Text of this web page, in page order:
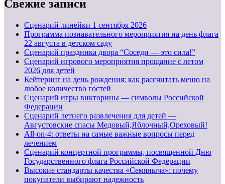
Свежие записи
Cценарий линейки 1 сентября 2026
Программа познавательного мероприятия на день флага
22 августа в детском саду
Сценарий праздника двора “Соседи — это сила!”
Сценарий игрового мероприятия прощание с летом
2026 для детей
Кейтеринг на день рождения: как рассчитать меню на
любое количество гостей
Сценарий игры викторины — символы Российской
Федерации
Сценарий летнего развлечения для детей —
Августовские спасы Медовый,Яблочный,Ореховый!
All-on-4: ответы на самые важные вопросы перед
лечением
Сценарий концертной программы, посвященной Дню
Государственного флага Российской Федерации
Высокие стандарты качества «Семяныча»: почему
покупатели выбирают надежность